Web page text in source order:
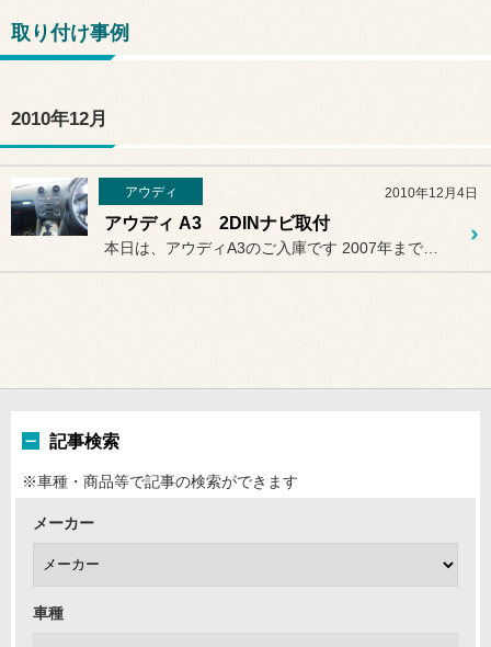
取り付け事例
2010年12月
アウディ 2010年12月4日
アウディ A3 2DINナビ取付
記事検索
※車種・商品等で記事の検索ができます
メーカー
車種